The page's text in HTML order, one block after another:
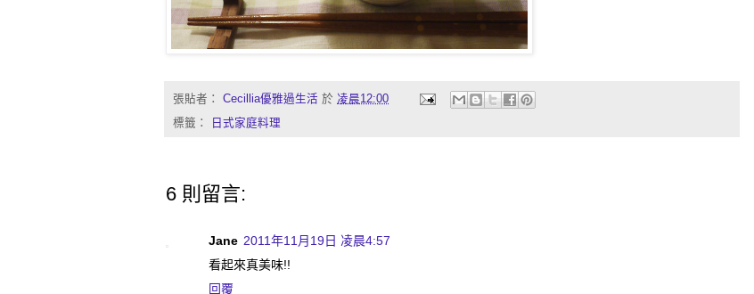
張貼者： Cecillia優雅過生活 於 凌晨12:00
標籤：
日式家庭料理
6 則留言:
Jane 2011年11月19日 凌晨4:57
看起來真美味!!
回覆